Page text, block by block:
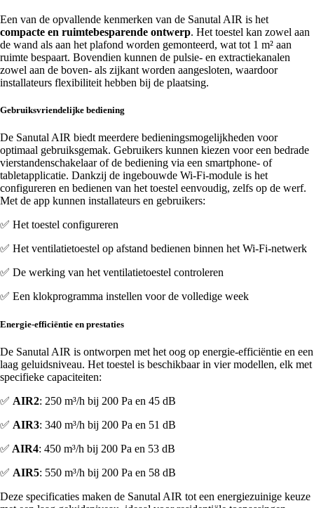
Een van de opvallende kenmerken van de Sanutal AIR is het
compacte en ruimtebesparende ontwerp. Het toestel kan zowel aan
de wand als aan het plafond worden gemonteerd, wat tot 1 m² aan
ruimte bespaart. Bovendien kunnen de pulsie- en extractiekanalen
zowel aan de boven- als zijkant worden aangesloten, waardoor
installateurs flexibiliteit hebben bij de plaatsing.
Gebruiksvriendelijke bediening
De Sanutal AIR biedt meerdere bedieningsmogelijkheden voor
optimaal gebruiksgemak. Gebruikers kunnen kiezen voor een bedrade
vierstandenschakelaar of de bediening via een smartphone- of
tabletapplicatie. Dankzij de ingebouwde Wi-Fi-module is het
configureren en bedienen van het toestel eenvoudig, zelfs op de werf.
Met de app kunnen installateurs en gebruikers:
✅ Het toestel configureren
✅ Het ventilatietoestel op afstand bedienen binnen het Wi-Fi-netwerk
✅ De werking van het ventilatietoestel controleren
✅ Een klokprogramma instellen voor de volledige week
Energie-efficiëntie en prestaties
De Sanutal AIR is ontworpen met het oog op energie-efficiëntie en een
laag geluidsniveau. Het toestel is beschikbaar in vier modellen, elk met
specifieke capaciteiten:
✅ AIR2: 250 m³/h bij 200 Pa en 45 dB
✅ AIR3: 340 m³/h bij 200 Pa en 51 dB
✅ AIR4: 450 m³/h bij 200 Pa en 53 dB
✅ AIR5: 550 m³/h bij 200 Pa en 58 dB
Deze specificaties maken de Sanutal AIR tot een energiezuinige keuze